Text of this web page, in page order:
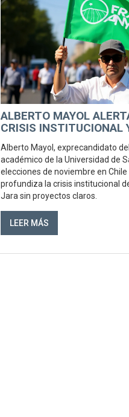
ALBERTO MAYOL
CRISIS INSTITUCIONAL
NOVIEMBRE EN CHILE
Alberto Mayol, exprecandidato
académico de la Universidad de
elecciones de noviembre en Chile
profundiza la crisis institucional
Jara sin proyectos claros.
LEER MÁS